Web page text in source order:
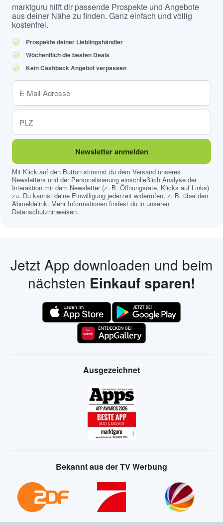
marktguru hilft dir passende Prospekte und Angebote
aus deiner Nähe zu finden. Ganz einfach und völlig
kostenfrei.
Prospekte deiner Lieblingshändler
Wöchentlich die besten Deals
Kein Cashback Angebot verpassen
Newsletter anmelden
Mit Klick auf den Button stimmst du dem Versand unseres
Newsletters und der Personalisierung einschließlich Analyse der
Interaktion mit dem Newsletter (z. B. Öffnungsrate, Klicks auf Links)
zu. Du kannst deine Einwilligung jederzeit widerrufen, z. B. über den
Abmeldelink. Mehr Informationen findest du in unseren
Datenschutzhinweisen.
Jetzt App downloaden und beim
nächsten Einkauf sparen!
Ausgezeichnet
Bekannt aus der TV Werbung